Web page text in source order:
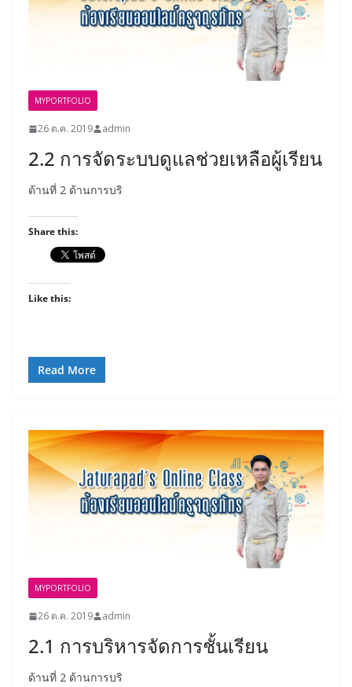
MYPORTFOLIO
26 ต.ค. 2019 admin
2.2 การจัดระบบดูแลช่วยเหลือผู้เรียน
ด้านที่ 2 ด้านการบริ
Share this:
Like this:
Read More
MYPORTFOLIO
26 ต.ค. 2019 admin
2.1 การบริหารจัดการชั้นเรียน
ด้านที่ 2 ด้านการบริ